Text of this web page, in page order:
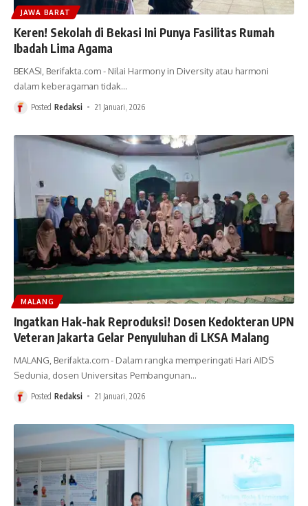
JAWA BARAT
Keren! Sekolah di Bekasi Ini Punya Fasilitas Rumah
Ibadah Lima Agama
BEKASI, Berifakta.com - Nilai Harmony in Diversity atau harmoni
dalam keberagaman tidak…
Posted Redaksi 21 Januari, 2026
MALANG
Ingatkan Hak-hak Reproduksi! Dosen Kedokteran UPN
Veteran Jakarta Gelar Penyuluhan di LKSA Malang
MALANG, Berifakta.com - Dalam rangka memperingati Hari AIDS
Sedunia, dosen Universitas Pembangunan…
Posted Redaksi 21 Januari, 2026